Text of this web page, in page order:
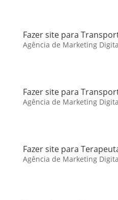
Fazer site para
Agência de Marketing
Fazer site para
Agência de Marketing
Fazer site para
Agência de Marketing